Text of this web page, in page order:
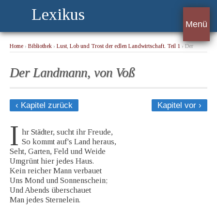
Lexikus
Menü
Home › Bibliothek › Lust, Lob und Trost der edlen Landwirtschaft. Teil 1 › Der
Der Landmann, von Voß
‹ Kapitel zurück Kapitel vor ›
I hr Städter, sucht ihr Freude,
So kommt auf's Land heraus,
Seht, Garten, Feld und Weide
Umgrünt hier jedes Haus.
Kein reicher Mann verbauet
Uns Mond und Sonnenschein;
Und Abends überschauet
Man jedes Sternelein.